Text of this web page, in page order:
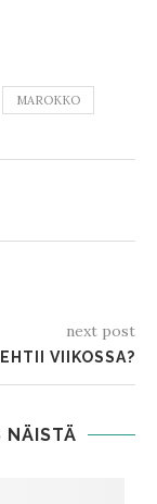
MAROKKO
next post
VIIKOSSA?
NÄISTÄ